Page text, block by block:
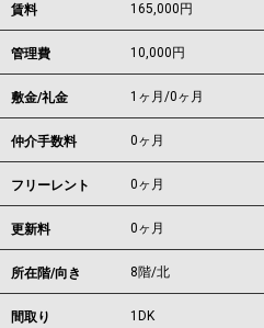
賃料 165,000 円
管理費 10,000円
敷金/礼金 1ヶ月/0ヶ月
仲介手数料 0ヶ月
フリーレント 0ヶ月
更新料 0ヶ月
所在階/向き 8階/北
間取り 1DK